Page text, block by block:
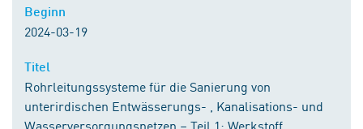
Beginn
2024-03-19
Titel
Rohrleitungssysteme für die Sanierung von
unterirdischen Entwässerungs- , Kanalisations- und
Wasserversorgungsnetzen – Teil 1: Werkstoff